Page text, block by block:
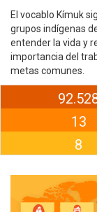
El vocablo Kímuk
grupos indígenas
entender la vida y
importancia del
metas comunes.
13
8